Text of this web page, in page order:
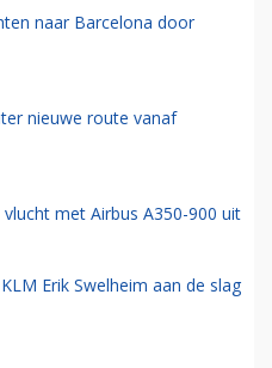
naar Barcelona door
nieuwe route vanaf
met Airbus A350-900 uit
Erik Swelheim aan de slag